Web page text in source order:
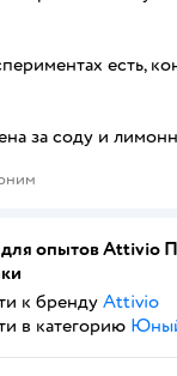
есть,
за соду и
опытов Attivio
к бренду Attivio
в категорию